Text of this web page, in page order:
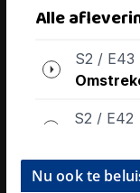
Nu ook te